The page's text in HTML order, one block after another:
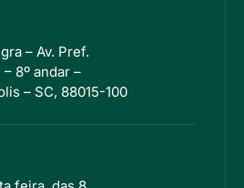
– Av. Pref.
8º andar –
– SC, 88015-100